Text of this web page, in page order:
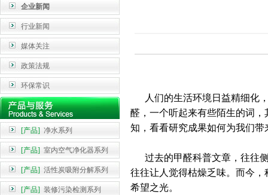
企业新闻
行业新闻
媒体关注
政策法规
环保常识
[产品] 净水系列
[产品] 室内空气净化器系列
[产品] 活性炭吸附分解系列
[产品] 装修污染检测系列
人们的生活环境日益精细化，
醛，一个听起来有些陌生的词
知，看看研究成果如何为我们带
过去的甲醛科普文章，往往侧
往往让人觉得枯燥乏味。而今
希望之光。